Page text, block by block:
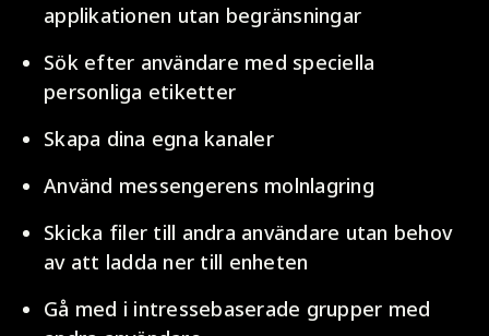
applikationen utan begränsningar
Sök efter användare med speciella
personliga etiketter
Skapa dina egna kanaler
Använd messengerens molnlagring
Skicka filer till andra användare utan behov
av att ladda ner till enheten
Gå med i intressebaserade grupper med